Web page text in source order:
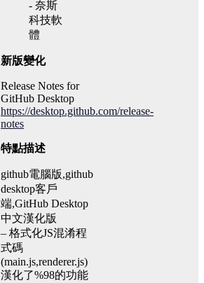
新版變化
Release Notes for
GitHub Desktop
https://desktop.github.com/release-
notes
特點描述
github電腦版,github
desktop客戶
端,GitHub Desktop
中文漢化版
– 格式化JS混淆程
式碼
(main.js,renderer.js)
漢化了%98的功能